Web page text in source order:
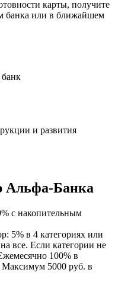
карты, получите
банка или в ближайшем
и развития
Альфа-Банка
с накопительным
5% в 4 категориях или
все. Если категории не
100% в
Максимум 5000 руб. в